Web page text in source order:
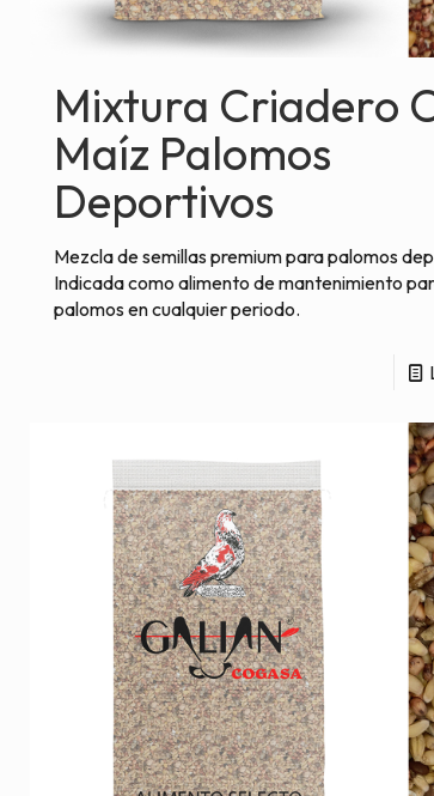
Mixtura Criadero
Maíz Palomos
Deportivos
Mezcla de semillas premium para palomos
Indicada como alimento de mantenimiento
palomos en cualquier periodo.